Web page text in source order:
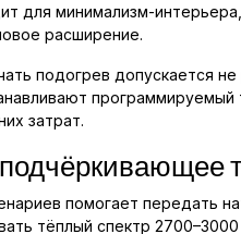
для минимализм-
расширение.
подогрев допускается
затрат.
помогает передать
тёплый спектр